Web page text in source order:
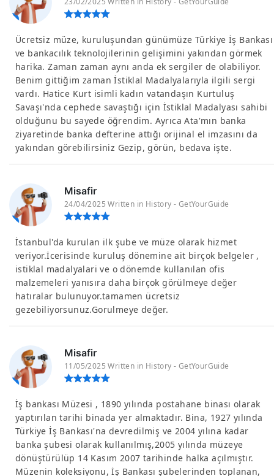
Ücretsiz müze, kuruluşundan günümüze Türkiye İş Bankası
ve bankacılık teknolojilerinin gelişimini yakından görmek
harika. Zaman zaman aynı anda ek sergiler de olabiliyor.
Benim gittiğim zaman İstiklal Madalyalarıyla ilgili sergi
vardı. Hatice Kurt isimli kadın vatandaşın Kurtuluş
Savaşı'nda cephede savaştığı için İstiklal Madalyası sahibi
olduğunu bu sayede öğrendim. Ayrıca Ata'mın banka
ziyaretinde banka defterine attığı orijinal el imzasını da
yakından görebilirsiniz Gezip, görün, bedava işte.
Misafir
24/04/2025 Written in History - GetYourGuide
İstanbul'da kurulan ilk şube ve müze olarak hizmet
veriyor.İcerisinde kuruluş dönemine ait birçok belgeler ,
istiklal madalyalari ve o dönemde kullanılan ofis
malzemeleri yanısıra daha birçok görülmeye değer
hatıralar bulunuyor.tamamen ücretsiz
gezebiliyorsunuz.Gorulmeye değer.
Misafir
11/05/2025 Written in History - GetYourGuide
İş bankası Müzesi , 1890 yılında postahane binası olarak
yaptırılan tarihi binada yer almaktadır. Bina, 1927 yılında
Türkiye İş Bankası'na devredilmiş ve 2004 yılına kadar
banka şubesi olarak kullanılmış,2005 yılında müzeye
dönüştürülüp 14 Kasım 2007 tarihinde halka açılmıştır.
Müzenin koleksiyonu, İş Bankası şubelerinden toplanan,